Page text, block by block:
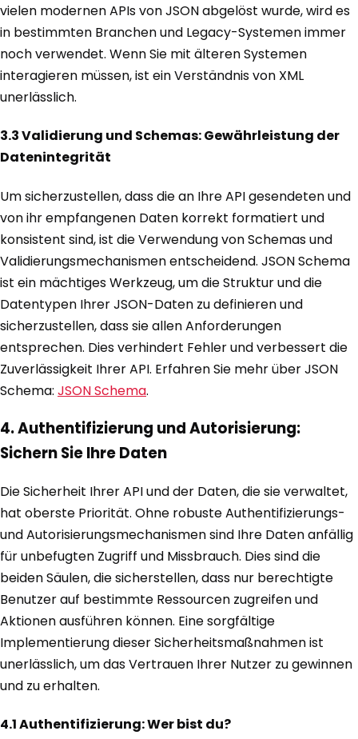
vielen modernen APIs von JSON abgelöst wurde, wird es
in bestimmten Branchen und Legacy-Systemen immer
noch verwendet. Wenn Sie mit älteren Systemen
interagieren müssen, ist ein Verständnis von XML
unerlässlich.
3.3 Validierung und Schemas: Gewährleistung der
Datenintegrität
Um sicherzustellen, dass die an Ihre API gesendeten und
von ihr empfangenen Daten korrekt formatiert und
konsistent sind, ist die Verwendung von Schemas und
Validierungsmechanismen entscheidend. JSON Schema
ist ein mächtiges Werkzeug, um die Struktur und die
Datentypen Ihrer JSON-Daten zu definieren und
sicherzustellen, dass sie allen Anforderungen
entsprechen. Dies verhindert Fehler und verbessert die
Zuverlässigkeit Ihrer API. Erfahren Sie mehr über JSON
Schema: JSON Schema.
4. Authentifizierung und Autorisierung:
Sichern Sie Ihre Daten
Die Sicherheit Ihrer API und der Daten, die sie verwaltet,
hat oberste Priorität. Ohne robuste Authentifizierungs-
und Autorisierungsmechanismen sind Ihre Daten anfällig
für unbefugten Zugriff und Missbrauch. Dies sind die
beiden Säulen, die sicherstellen, dass nur berechtigte
Benutzer auf bestimmte Ressourcen zugreifen und
Aktionen ausführen können. Eine sorgfältige
Implementierung dieser Sicherheitsmaßnahmen ist
unerlässlich, um das Vertrauen Ihrer Nutzer zu gewinnen
und zu erhalten.
4.1 Authentifizierung: Wer bist du?